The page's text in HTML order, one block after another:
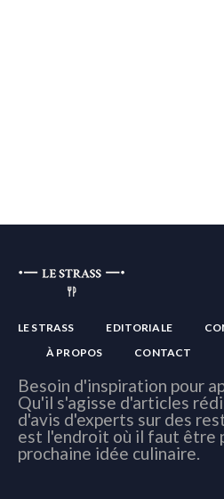
LE STRASS EDITORIALE
À PROPOS
CONTACT
Besoin d'inspiration pour
Qu'il s'agisse d'articles
d'avis d'experts sur des
est l'endroit où il faut être
prochaine idée culinaire.